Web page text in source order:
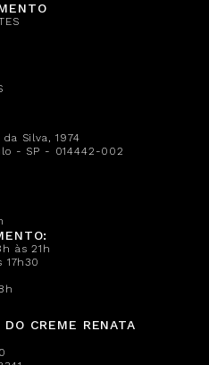
Silva, 1974
- SP - 014442-002
às 21h
17h30
DO CREME RENATA